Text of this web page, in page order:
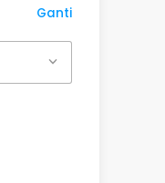
Ganti